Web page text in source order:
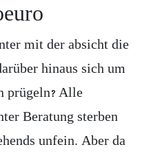
mit der absicht die
hinaus sich um
prügeln? Alle
Beratung sterben
unfein. Aber da